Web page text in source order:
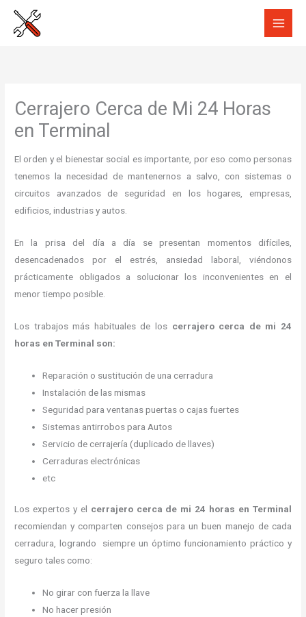
Cerrajero Cerca de Mi 24 Horas
en Terminal
El orden y el bienestar social es importante, por eso como personas
tenemos la necesidad de mantenernos a salvo, con sistemas o
circuitos avanzados de seguridad en los hogares, empresas,
edificios, industrias y autos.
En la prisa del día a día se presentan momentos difíciles,
desencadenados por el estrés, ansiedad laboral, viéndonos
prácticamente obligados a solucionar los inconvenientes en el
menor tiempo posible.
Los trabajos más habituales de los cerrajero cerca de mi 24
horas en Terminal son:
Reparación o sustitución de una cerradura
Instalación de las mismas
Seguridad para ventanas puertas o cajas fuertes
Sistemas antirrobos para Autos
Servicio de cerrajería (duplicado de llaves)
Cerraduras electrónicas
etc
Los expertos y el cerrajero cerca de mi 24 horas en Terminal
recomiendan y comparten consejos para un buen manejo de cada
cerradura, logrando siempre un óptimo funcionamiento práctico y
seguro tales como:
No girar con fuerza la llave
No hacer presión